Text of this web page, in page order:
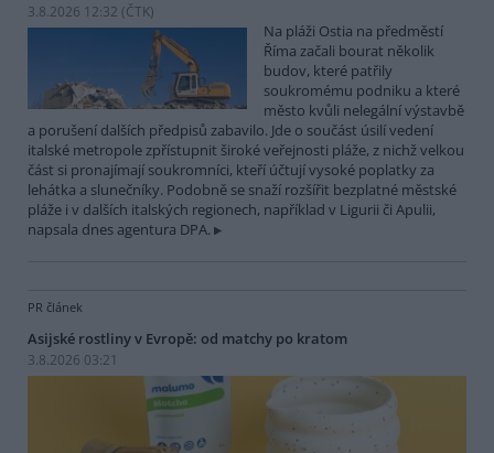
3.8.2026 12:32 (ČTK)
Na pláži Ostia na předměstí
Říma začali bourat několik
budov, které patřily
soukromému podniku a které
město kvůli nelegální výstavbě
a porušení dalších předpisů zabavilo. Jde o součást úsilí vedení
italské metropole zpřístupnit široké veřejnosti pláže, z nichž velkou
část si pronajímají soukromníci, kteří účtují vysoké poplatky za
lehátka a slunečníky. Podobně se snaží rozšířit bezplatné městské
pláže i v dalších italských regionech, například v Ligurii či Apulii,
napsala dnes agentura DPA.
PR článek
Asijské rostliny v Evropě: od matchy po kratom
3.8.2026 03:21